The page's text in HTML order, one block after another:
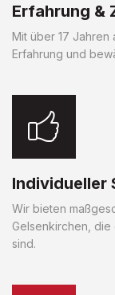
Erfahrung &
Mit über 17 Jahren
Erfahrung und
Individueller
Wir bieten
Gelsenkirchen,
sind.